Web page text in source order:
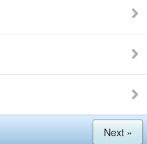
Next »